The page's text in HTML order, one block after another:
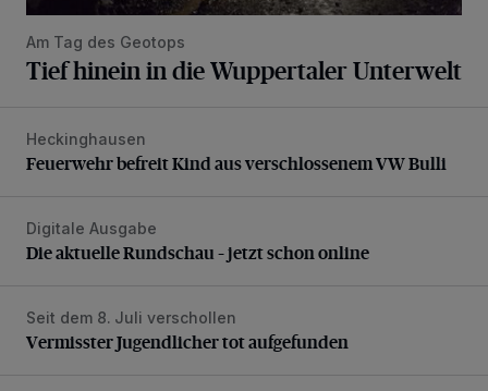
Am Tag des Geotops
Tief hinein in die Wuppertaler Unterwelt
Feuerwehr befreit Kind aus verschlossenem VW Bulli
Heckinghausen
Feuerwehr befreit Kind aus verschlossenem VW Bulli
Die aktuelle Rundschau – jetzt schon online
Digitale Ausgabe
Die aktuelle Rundschau – jetzt schon online
Vermisster Jugendlicher tot aufgefunden
Seit dem 8. Juli verschollen
Vermisster Jugendlicher tot aufgefunden